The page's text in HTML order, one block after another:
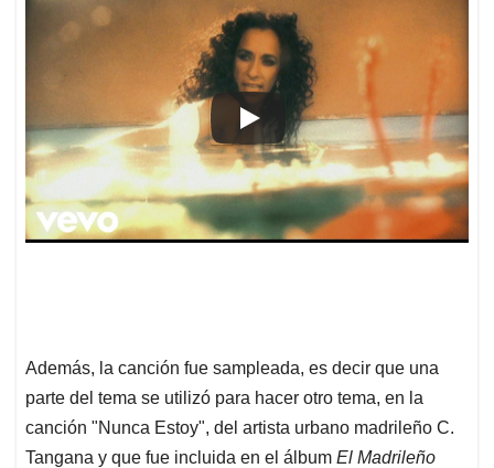
Además, la canción fue sampleada, es decir que una
parte del tema se utilizó para hacer otro tema, en la
canción "Nunca Estoy", del artista urbano madrileño C.
Tangana y que fue incluida en el álbum El Madrileño